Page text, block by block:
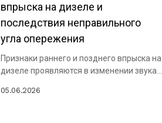
впрыска на дизеле и
последствия неправильного
угла опережения
Признаки раннего и позднего впрыска на
дизеле проявляются в изменении звука
05.06.2026